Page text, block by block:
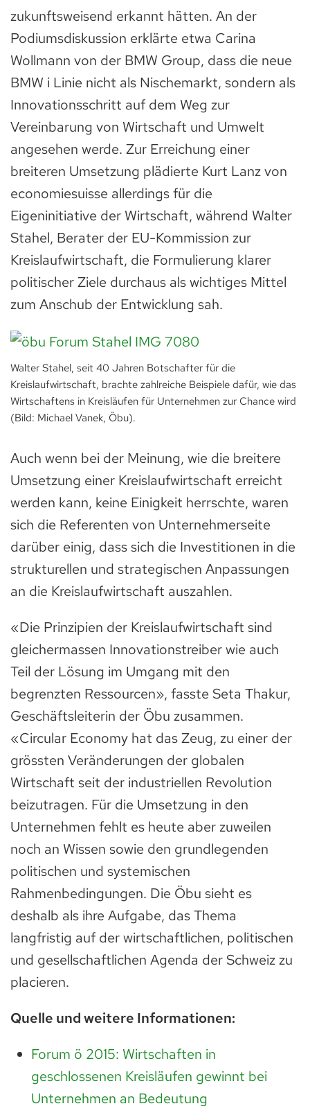
zukunftsweisend erkannt hätten. An der
Podiumsdiskussion erklärte etwa Carina
Wollmann von der BMW Group, dass die neue
BMW i Linie nicht als Nischemarkt, sondern als
Innovationsschritt auf dem Weg zur
Vereinbarung von Wirtschaft und Umwelt
angesehen werde. Zur Erreichung einer
breiteren Umsetzung plädierte Kurt Lanz von
economiesuisse allerdings für die
Eigeninitiative der Wirtschaft, während Walter
Stahel, Berater der EU-Kommission zur
Kreislaufwirtschaft, die Formulierung klarer
politischer Ziele durchaus als wichtiges Mittel
zum Anschub der Entwicklung sah.
Walter Stahel, seit 40 Jahren Botschafter für die
Kreislaufwirtschaft, brachte zahlreiche Beispiele dafür, wie das
Wirtschaftens in Kreisläufen für Unternehmen zur Chance wird
(Bild: Michael Vanek, Öbu).
Auch wenn bei der Meinung, wie die breitere
Umsetzung einer Kreislaufwirtschaft erreicht
werden kann, keine Einigkeit herrschte, waren
sich die Referenten von Unternehmerseite
darüber einig, dass sich die Investitionen in die
strukturellen und strategischen Anpassungen
an die Kreislaufwirtschaft auszahlen.
«Die Prinzipien der Kreislaufwirtschaft sind
gleichermassen Innovationstreiber wie auch
Teil der Lösung im Umgang mit den
begrenzten Ressourcen», fasste Seta Thakur,
Geschäftsleiterin der Öbu zusammen.
«Circular Economy hat das Zeug, zu einer der
grössten Veränderungen der globalen
Wirtschaft seit der industriellen Revolution
beizutragen. Für die Umsetzung in den
Unternehmen fehlt es heute aber zuweilen
noch an Wissen sowie den grundlegenden
politischen und systemischen
Rahmenbedingungen. Die Öbu sieht es
deshalb als ihre Aufgabe, das Thema
langfristig auf der wirtschaftlichen, politischen
und gesellschaftlichen Agenda der Schweiz zu
placieren.
Quelle und weitere Informationen:
Forum ö 2015: Wirtschaften in
geschlossenen Kreisläufen gewinnt bei
Unternehmen an Bedeutung